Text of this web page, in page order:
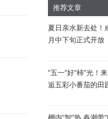
推荐文章
夏日亲水新去处！
月中下旬正式开放
“五一”好“柿”光！
逅五彩小番茄的田